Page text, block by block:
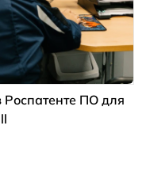
Роспатенте ПО для